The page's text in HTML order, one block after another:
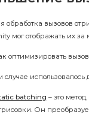
обработка вызовов
мог отображать их
оптимизировать
использовалось
batching – это
Он